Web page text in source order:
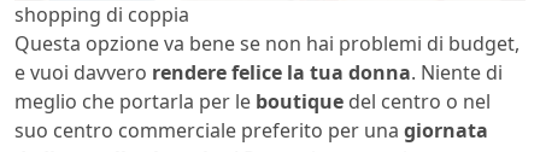
shopping di coppia
Questa opzione va bene se non hai problemi di budget,
e vuoi davvero rendere felice la tua donna. Niente di
meglio che portarla per le boutique del centro o nel
suo centro commerciale preferito per una giornata